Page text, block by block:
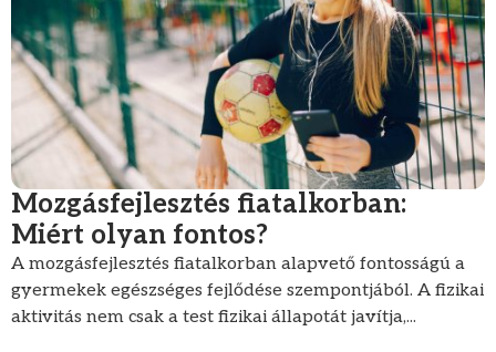
Mozgásfejlesztés fiatalkorban:
Miért olyan fontos?
A mozgásfejlesztés fiatalkorban alapvető fontosságú a
gyermekek egészséges fejlődése szempontjából. A fizikai
aktivitás nem csak a test fizikai állapotát javítja,...